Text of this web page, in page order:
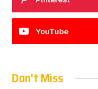
YouTube
Don't Miss